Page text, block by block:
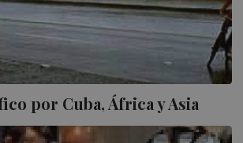
por Cuba, África y Asia